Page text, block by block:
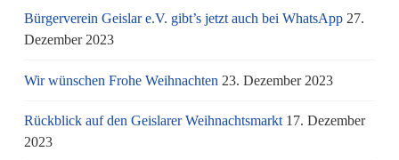
Bürgerverein Geislar e.V. gibt’s jetzt auch bei WhatsApp 27.
Dezember 2023
Wir wünschen Frohe Weihnachten 23. Dezember 2023
Rückblick auf den Geislarer Weihnachtsmarkt 17. Dezember
2023